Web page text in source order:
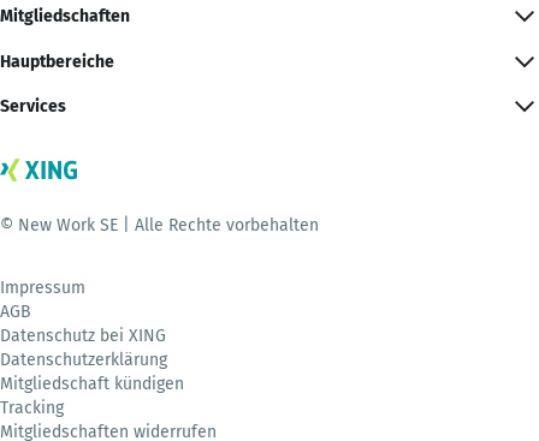
Mitgliedschaften
Hauptbereiche
Services
© New Work SE | Alle Rechte vorbehalten
Impressum
AGB
Datenschutz bei XING
Datenschutzerklärung
Mitgliedschaft kündigen
Tracking
Mitgliedschaften widerrufen